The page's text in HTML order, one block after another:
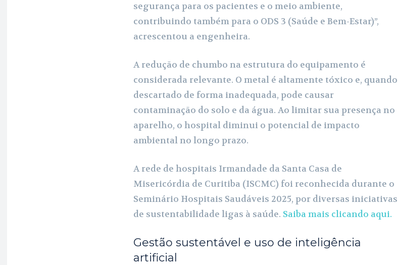
segurança para os pacientes e o meio ambiente,
contribuindo também para o ODS 3 (Saúde e Bem-Estar)”,
acrescentou a engenheira.
A redução de chumbo na estrutura do equipamento é
considerada relevante. O metal é altamente tóxico e, quando
descartado de forma inadequada, pode causar
contaminação do solo e da água. Ao limitar sua presença no
aparelho, o hospital diminui o potencial de impacto
ambiental no longo prazo.
A rede de hospitais Irmandade da Santa Casa de
Misericórdia de Curitiba (ISCMC) foi reconhecida durante o
Seminário Hospitais Saudáveis 2025, por diversas iniciativas
de sustentabilidade ligas à saúde. Saiba mais clicando aqui.
Gestão sustentável e uso de inteligência
artificial